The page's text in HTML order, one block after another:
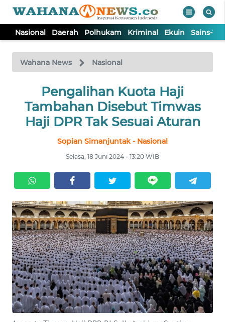
Nasional Daerah Polhukam Kriminal Ekuin Sains-
Wahana News Nasional
Pengalihan Kuota Haji
Tambahan Disebut Timwas
Haji DPR Tak Sesuai Aturan
Sopian Simanjuntak - Nasional
Selasa, 18 Juni 2024 - 13:20 WIB
TV
Tutup
NASIONAL
DAERAH
KRIMINAL
EKUIN
SAINS-TEKNO
KESEHATAN
INTERNASIONAL
SERBA-SERBI